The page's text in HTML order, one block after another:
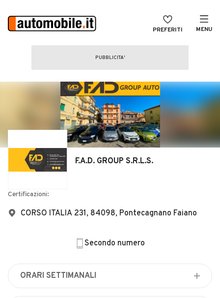
PREFERITI MENU
CERCA
Auto usate
Auto Km 0
Auto Nuove
Noleggio a lungo termine
Auto d'epoca
MAGAZINE
F.A.D. GROUP S.R.L.S.
Certificazioni:
CORSO ITALIA 231, 84098, Pontecagnano Faiano
Secondo numero
ORARI SETTIMANALI